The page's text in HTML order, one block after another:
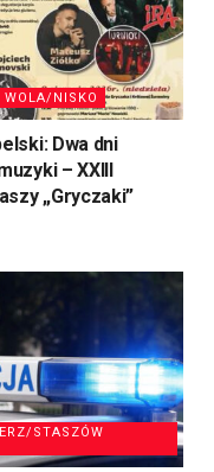
WOLA/NISKO
Dwa dni
– XXIII
„Gryczaki”
STASZÓW